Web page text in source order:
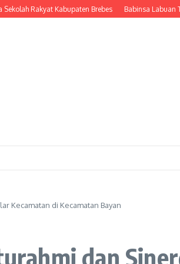
Kabupaten Brebes Babinsa Labuan Tereng
Kecamatan di Kecamatan Bayan
dan